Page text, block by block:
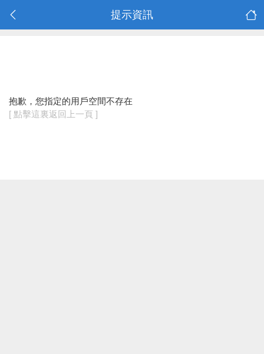
提示資訊
抱歉，您指定的用戶空間不存在
[ 點擊這裏返回上一頁 ]